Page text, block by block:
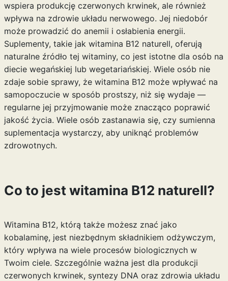
wspiera produkcję czerwonych krwinek, ale również
wpływa na zdrowie układu nerwowego. Jej niedobór
może prowadzić do anemii i osłabienia energii.
Suplementy, takie jak witamina B12 naturell, oferują
naturalne źródło tej witaminy, co jest istotne dla osób na
diecie wegańskiej lub wegetariańskiej. Wiele osób nie
zdaje sobie sprawy, że witamina B12 może wpływać na
samopoczucie w sposób prostszy, niż się wydaje —
regularne jej przyjmowanie może znacząco poprawić
jakość życia. Wiele osób zastanawia się, czy sumienna
suplementacja wystarczy, aby uniknąć problemów
zdrowotnych.
Co to jest witamina B12 naturell?
Witamina B12, którą także możesz znać jako
kobalaminę, jest niezbędnym składnikiem odżywczym,
który wpływa na wiele procesów biologicznych w
Twoim ciele. Szczególnie ważna jest dla produkcji
czerwonych krwinek, syntezy DNA oraz zdrowia układu